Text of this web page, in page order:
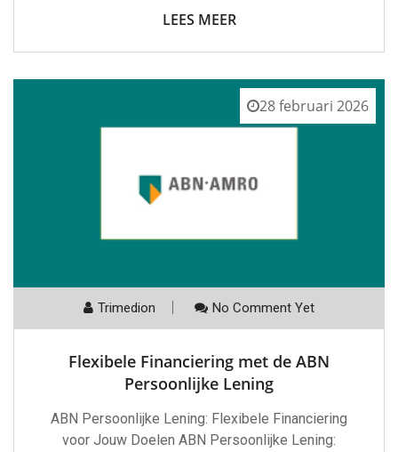
LEES MEER
28 februari 2026
Trimedion No Comment Yet
Flexibele Financiering met de ABN
Persoonlijke Lening
ABN Persoonlijke Lening: Flexibele Financiering
voor Jouw Doelen ABN Persoonlijke Lening: